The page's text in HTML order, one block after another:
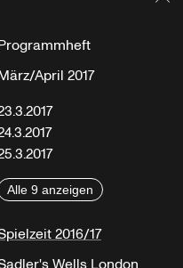
April 2017
Alle 9 anzeigen
2016/17